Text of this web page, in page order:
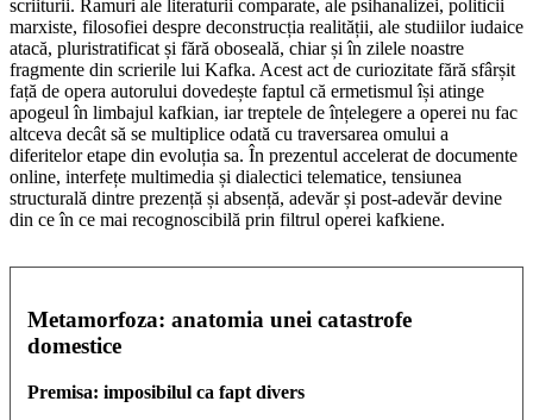
scriiturii. Ramuri ale literaturii comparate, ale psihanalizei, politicii
marxiste, filosofiei despre deconstrucția realității, ale studiilor iudaice
atacă, pluristratificat și fără oboseală, chiar și în zilele noastre
fragmente din scrierile lui Kafka. Acest act de curiozitate fără sfârșit
față de opera autorului dovedește faptul că ermetismul își atinge
apogeul în limbajul kafkian, iar treptele de înțelegere a operei nu fac
altceva decât să se multiplice odată cu traversarea omului a
diferitelor etape din evoluția sa. În prezentul accelerat de documente
online, interfețe multimedia și dialectici telematice, tensiunea
structurală dintre prezență și absență, adevăr și post-adevăr devine
din ce în ce mai recognoscibilă prin filtrul operei kafkiene.
Metamorfoza: anatomia unei catastrofe
domestice
Premisa: imposibilul ca fapt divers